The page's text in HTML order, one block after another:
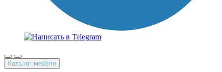
Каталог мебели